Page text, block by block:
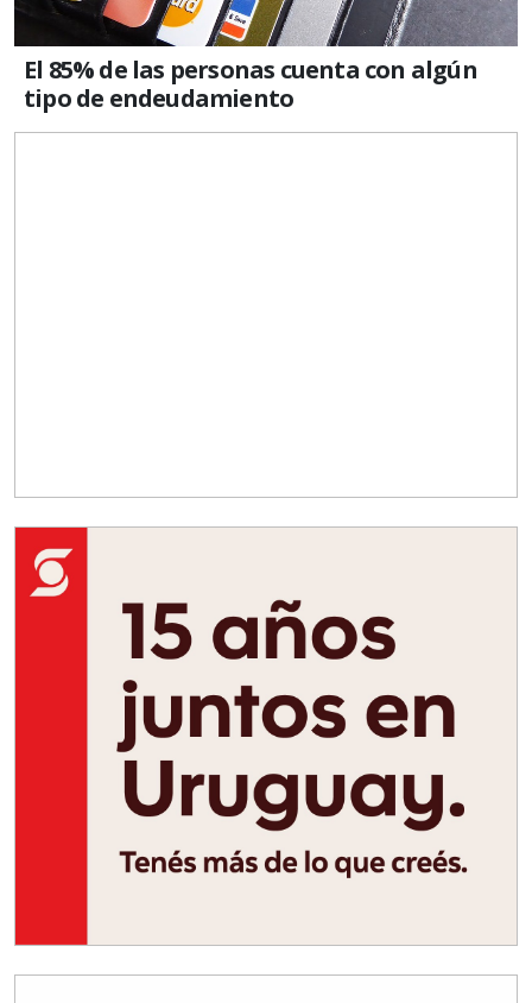
El 85% de las personas cuenta con algún
tipo de endeudamiento